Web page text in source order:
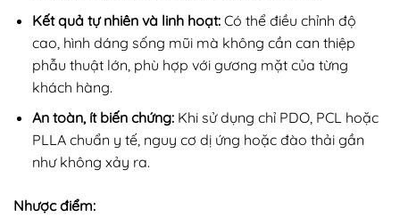
Kết quả tự nhiên và linh hoạt:Có thể điều chỉnh độ
cao, hình dáng sống mũi mà không cần can thiệp
phẫu thuật lớn, phù hợp với gương mặt của từng
khách hàng.
An toàn, ít biến chứng:Khi sử dụng chỉ PDO, PCL hoặc
PLLA chuẩn y tế, nguy cơ dị ứng hoặc đào thải gần
như không xảy ra.
Nhược điểm: